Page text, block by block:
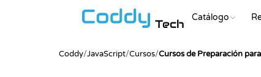
Tech Catálogo
Coddy/JavaScript/Cursos/Cursos de Preparación